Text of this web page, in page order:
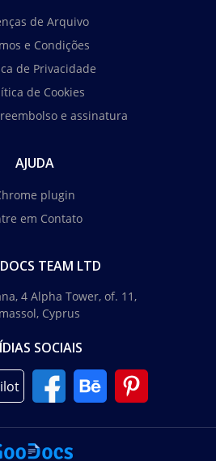
de Arquivo
e Condições
de Privacidade
de Cookies
e assinatura
AJUDA
plugin
em Contato
TEAM LTD
4 Alpha Tower, of. 11,
Cyprus
SOCIAIS